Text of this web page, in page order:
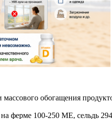
массового обогащения
ферме 100-250 МЕ, сельдь